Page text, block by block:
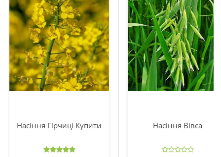
Насіння Гірчиці Купити Насіння Вівса